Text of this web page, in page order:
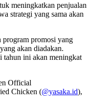
meningkatkan penjualan
strategi yang sama akan
program promosi yang
akan diadakan.
tahun ini akan meningkat
Official
Chicken (@yasaka.id),